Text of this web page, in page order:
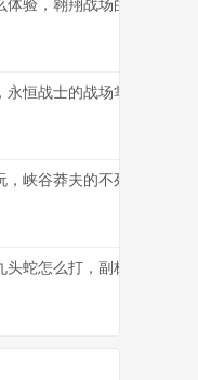
验，翱翔战场的粉色梦境
恒战士的战场掌握之道
峡谷莽夫的不死运营之道
头蛇怎么打，副标题：烈焰